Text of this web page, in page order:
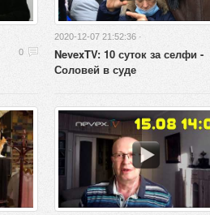
0
2020-12-07 21:52:36 ·
NevexTV: 10 суток за селфи -
Соловей в суде